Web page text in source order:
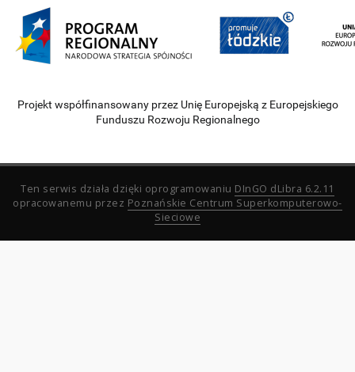
Projekt współfinansowany przez Unię Europejską z Europejskiego
Funduszu Rozwoju Regionalnego
Ten serwis działa dzięki oprogramowaniu DInGO dLibra 6.2.11
opracowanemu przez Poznańskie Centrum Superkomputerowo-
Sieciowe